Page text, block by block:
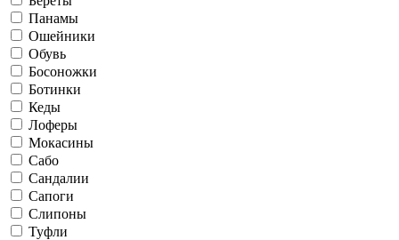
Панамы
Ошейники
Обувь
Босоножки
Ботинки
Кеды
Лоферы
Мокасины
Сабо
Сандалии
Сапоги
Слипоны
Туфли